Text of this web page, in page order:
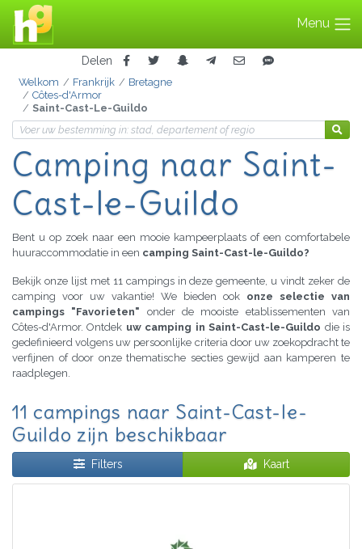
Menu
Delen
Welkom Frankrijk
Bretagne
Côtes-d'Armor
Saint-Cast-Le-Guildo
Camping naar Saint-
Cast-le-Guildo
Bent u op zoek naar een mooie kampeerplaats of een comfortabele
huuraccommodatie in een camping Saint-Cast-le-Guildo?
Bekijk onze lijst met 11 campings in deze gemeente, u vindt zeker de
camping voor uw vakantie! We bieden ook onze selectie van
campings "Favorieten" onder de mooiste etablissementen van
Côtes-d'Armor. Ontdek uw camping in Saint-Cast-le-Guildo die is
gedefinieerd volgens uw persoonlijke criteria door uw zoekopdracht te
verfijnen of door onze thematische secties gewijd aan kamperen te
raadplegen.
11 campings naar Saint-Cast-le-
Guildo zijn beschikbaar
Filters Kaart